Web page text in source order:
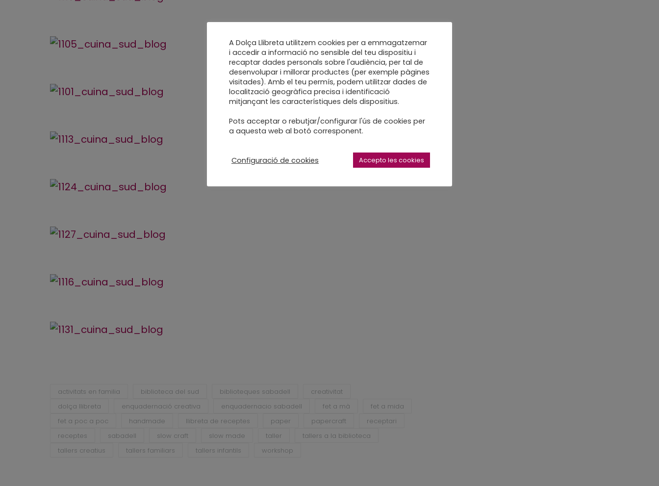
activitats en familia biblioteca del sud biblioteques sabadell
creativitat
dolça llibreta
enquadernació creativa enquadernacio sabadell fet a mà
fet a mida
fet a poc a poc
handmade llibreta de receptes paper papercraft
receptari
receptes
sabadell slow craft slow made taller
tallers a la biblioteca
tallers creatius
tallers familiars tallers infantils workshop
A Dolça Llibreta utilitzem cookies per a emmagatzemar
i accedir a informació no sensible del teu dispositiu i
recaptar dades personals sobre l'audiència, per tal de
desenvolupar i millorar productes (per exemple pàgines
visitades). Amb el teu permís, podem utilitzar dades de
localització geogràfica precisa i identificació
mitjançant les característiques dels dispositius.
Pots acceptar o rebutjar/configurar l'ús de cookies per
a aquesta web al botó corresponent.
Configuració de cookies Accepto les cookies